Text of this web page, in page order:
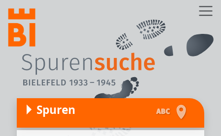
Direkt zum Inhalt
Spuren